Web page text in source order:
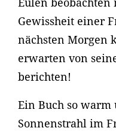
Gewissheit einer
nächsten Morgen
erwarten von
berichten!
Ein Buch so
Sonnenstrahl im